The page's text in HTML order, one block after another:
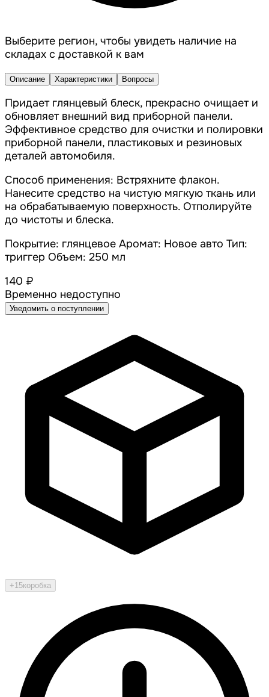
Выберите регион, чтобы увидеть наличие на
складах с доставкой к вам
Описание Характеристики Вопросы
Придает глянцевый блеск, прекрасно очищает и
обновляет внешний вид приборной панели.
Эффективное средство для очистки и полировки
приборной панели, пластиковых и резиновых
деталей автомобиля.
Способ применения: Встряхните флакон.
Нанесите средство на чистую мягкую ткань или
на обрабатываемую поверхность. Отполируйте
до чистоты и блеска.
Покрытие: глянцевое Аромат: Новое авто Тип:
триггер Объем: 250 мл
140 ₽
Временно недоступно
Уведомить о поступлении
+15коробка